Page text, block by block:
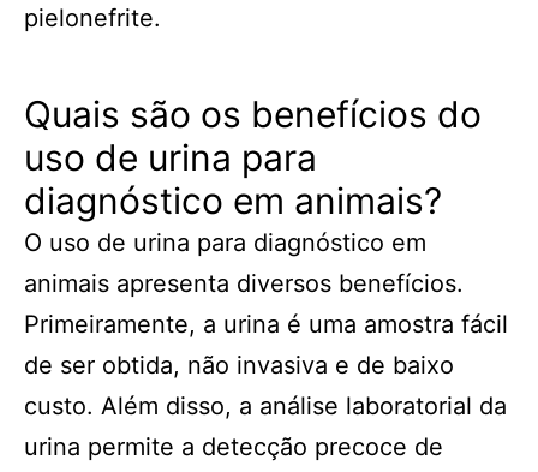
pielonefrite.
Quais são os benefícios do
uso de urina para
diagnóstico em animais?
O uso de urina para diagnóstico em
animais apresenta diversos benefícios.
Primeiramente, a urina é uma amostra fácil
de ser obtida, não invasiva e de baixo
custo. Além disso, a análise laboratorial da
urina permite a detecção precoce de